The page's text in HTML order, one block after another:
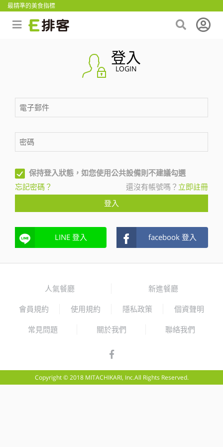
最精準的美食指標
登入
LOGIN
保持登入狀態，如您使用公共設備則不建議勾選
忘記密碼？
還沒有帳號嗎？ 立即註冊
登入
LINE 登入 facebook 登入
人氣餐廳 新進餐廳
會員規約 使用規約 隱私政策 個資聲明
常見問題 關於我們 聯絡我們
Copyright © 2018 MITACHIKARI, Inc.All Rights Reserved.